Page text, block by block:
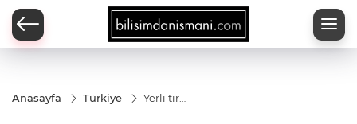
Anasayfa Türkiye
Yerli tır